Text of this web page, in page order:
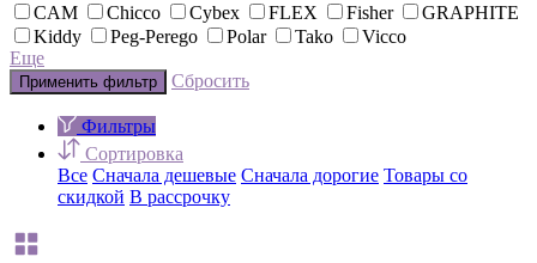
CAM
Chicco Cybex FLEX Fisher
GRAPHITE
Kiddy
Peg-Perego Polar Tako
Vicco
Еще
Применить фильтр Сбросить
Фильтры
Сортировка
Все Сначала дешевые Сначала дорогие Товары со
скидкой В рассрочку